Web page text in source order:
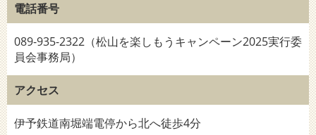
電話番号
089-935-2322（松山を楽しもうキャンペーン2025実行委
員会事務局）
アクセス
伊予鉄道南堀端電停から北へ徒歩4分